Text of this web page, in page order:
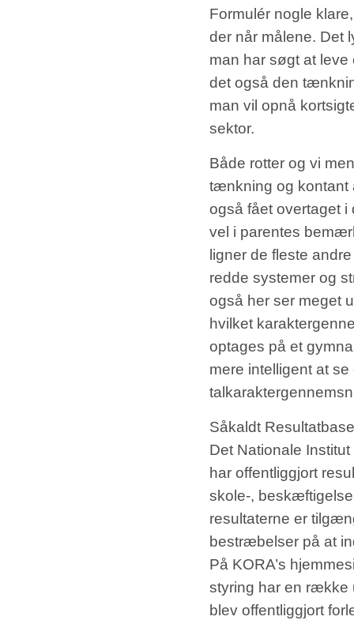
Formulér nogle
der når målene. Det
man har søgt at
det også den
man vil opnå
sektor.
Både rotter og vi
tænkning og kontant
også fået overtaget i
vel i parentes
ligner de fleste
redde systemer og
også her ser meget
hvilket
optages på et
mere intelligent at
Såkaldt
Det Nationale
har offentliggjort
skole-,
resultaterne er
bestræbelser på at
På KORA’s
styring har en række
blev offentliggjort